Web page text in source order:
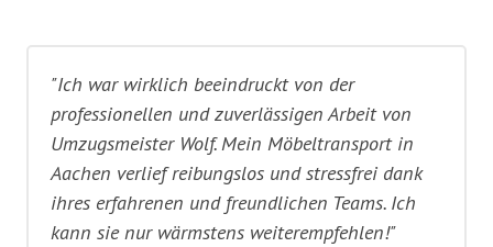
"Ich war wirklich beeindruckt von der
professionellen und zuverlässigen Arbeit von
Umzugsmeister Wolf. Mein Möbeltransport in
Aachen verlief reibungslos und stressfrei dank
ihres erfahrenen und freundlichen Teams. Ich
kann sie nur wärmstens weiterempfehlen!"